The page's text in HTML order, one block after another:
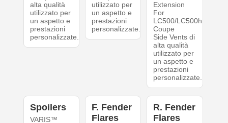
alta qualità
utilizzato per
un aspetto e
prestazioni
personalizzate.
utilizzato per
un aspetto e
prestazioni
personalizzate.
Extension
For
LC500/LC500h
Coupe
Side Vents di
alta qualità
utilizzato per
un aspetto e
prestazioni
personalizzate.
Spoilers
VARIS™
F. Fender
Flares
R. Fender
Flares